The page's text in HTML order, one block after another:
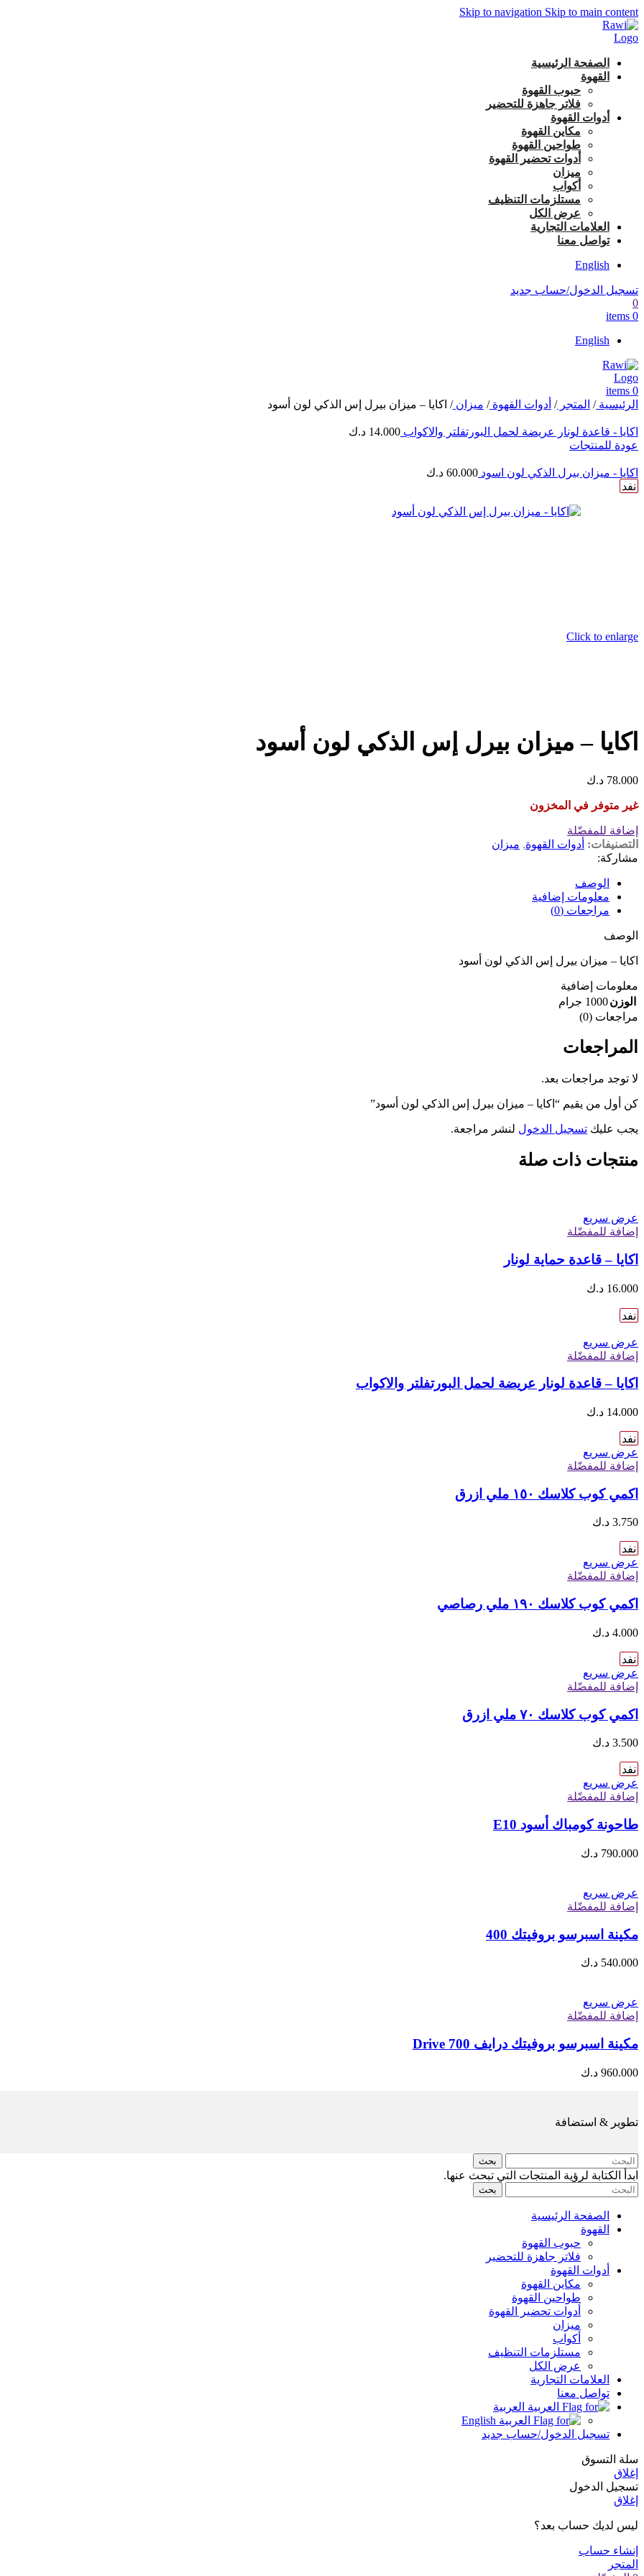
Skip to navigation Skip to main content
الصفحة الرئيسية
القهوة
حبوب القهوة
فلاتر جاهزة للتحضير
أدوات القهوة
مكاين القهوة
طواحين القهوة
أدوات تحضير القهوة
ميزان
أكواب
مستلزمات التنظيف
عرض الكل
العلامات التجارية
تواصل معنا
English
تسجيل الدخول/حساب جديد
0
0
items
English
0
items
الرئيسية/ المتجر/ أدوات القهوة/ ميزان/ اكايا – ميزان بيرل إس الذكي لون أسود
اكايا - قاعدة لونار عريضة لحمل البورتفلتر والاكواب 14.000 د.ك
عودة للمنتجات
اكايا - ميزان بيرل الذكي لون اسود 60.000 د.ك
نفد
Click to enlarge
اكايا – ميزان بيرل إس الذكي لون أسود
78.000 د.ك
غير متوفر في المخزون
إضافة للمفضّلة
التصنيفات: أدوات القهوة, ميزان
مشاركة:
الوصف
معلومات إضافية
مراجعات (0)
الوصف
اكايا – ميزان بيرل إس الذكي لون أسود
معلومات إضافية
الوزن1000 جرام
مراجعات (0)
المراجعات
لا توجد مراجعات بعد.
كن أول من يقيم “اكايا – ميزان بيرل إس الذكي لون أسود”
يجب عليك تسجيل الدخول لنشر مراجعة.
منتجات ذات صلة
عرض سريع
إضافة للمفضّلة
اكايا – قاعدة حماية لونار
16.000 د.ك
نفد
عرض سريع
إضافة للمفضّلة
اكايا – قاعدة لونار عريضة لحمل البورتفلتر والاكواب
14.000 د.ك
نفد
عرض سريع
إضافة للمفضّلة
اكمي كوب كلاسك ١٥٠ ملي ازرق
3.750 د.ك
نفد
عرض سريع
إضافة للمفضّلة
اكمي كوب كلاسك ١٩٠ ملي رصاصي
4.000 د.ك
نفد
عرض سريع
إضافة للمفضّلة
اكمي كوب كلاسك ٧٠ ملي ازرق
3.500 د.ك
نفد
عرض سريع
إضافة للمفضّلة
طاحونة كومباك أسود E10
790.000 د.ك
عرض سريع
إضافة للمفضّلة
مكينة اسبرسو بروفيتك 400
540.000 د.ك
عرض سريع
إضافة للمفضّلة
مكينة اسبرسو بروفيتك درايف 700 Drive
960.000 د.ك
تطوير & استضافة
بحث
ابدأ الكتابة لرؤية المنتجات التي تبحث عنها.
بحث
الصفحة الرئيسية
القهوة
حبوب القهوة
فلاتر جاهزة للتحضير
أدوات القهوة
مكاين القهوة
طواحين القهوة
أدوات تحضير القهوة
ميزان
أكواب
مستلزمات التنظيف
عرض الكل
العلامات التجارية
تواصل معنا
العربية
English
تسجيل الدخول/حساب جديد
سلة التسوق
إغلاق
تسجيل الدخول
إغلاق
ليس لديك حساب بعد؟
إنشاء حساب
المتجر